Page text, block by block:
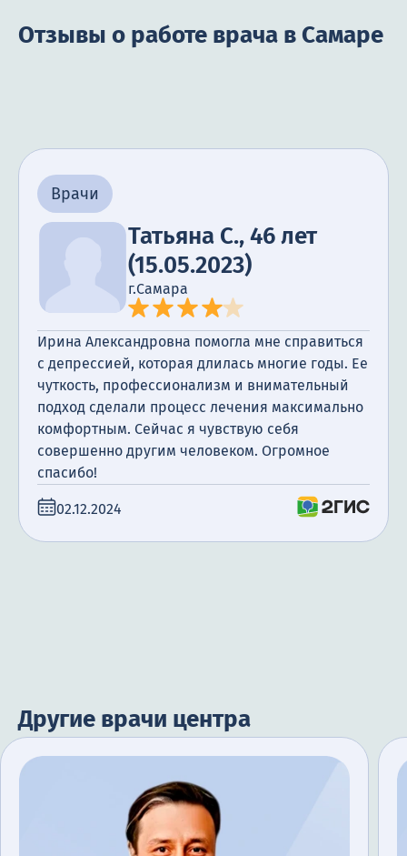
Отзывы о работе врача в Самаре
Врачи
Татьяна С., 46 лет
(15.05.2023)
г.Самара
Ирина Александровна помогла мне справиться
с депрессией, которая длилась многие годы. Ее
чуткость, профессионализм и внимательный
подход сделали процесс лечения максимально
комфортным. Сейчас я чувствую себя
совершенно другим человеком. Огромное
спасибо!
02.12.2024
Другие врачи центра